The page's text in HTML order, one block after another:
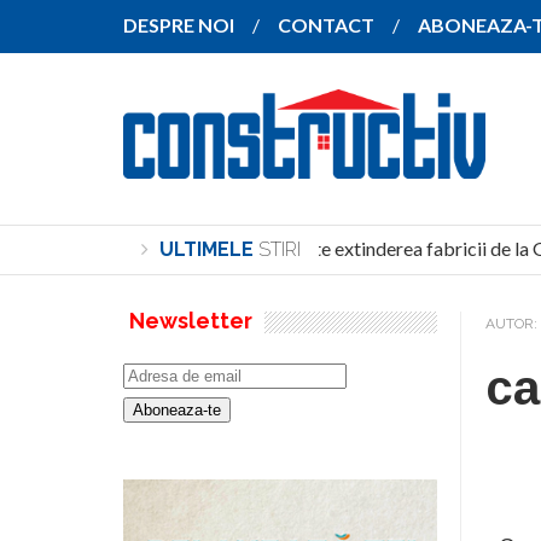
DESPRE NOI CONTACT ABONEAZA-
ULTIMELE STIRI
SANY pregătește extinderea fabricii de la
AUTOR:
Newsletter